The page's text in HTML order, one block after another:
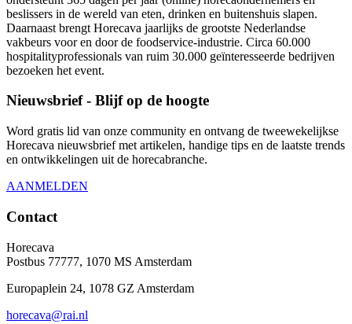
beslissers in de wereld van eten, drinken en buitenshuis slapen.
Daarnaast brengt Horecava jaarlijks de grootste Nederlandse
vakbeurs voor en door de foodservice-industrie. Circa 60.000
hospitalityprofessionals van ruim 30.000 geïnteresseerde bedrijven
bezoeken het event.
Nieuwsbrief - Blijf op de hoogte
Word gratis lid van onze community en ontvang de tweewekelijkse
Horecava nieuwsbrief met artikelen, handige tips en de laatste trends
en ontwikkelingen uit de horecabranche.
AANMELDEN
Contact
Horecava
Postbus 77777, 1070 MS Amsterdam
Europaplein 24, 1078 GZ Amsterdam
horecava@rai.nl